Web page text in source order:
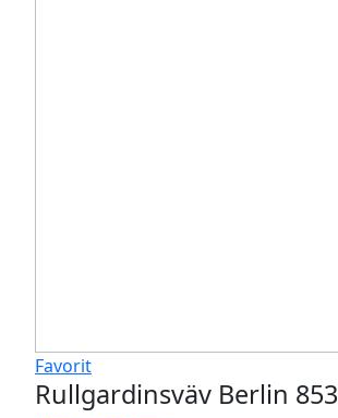
Favorit
Rullgardinsväv Berlin 853